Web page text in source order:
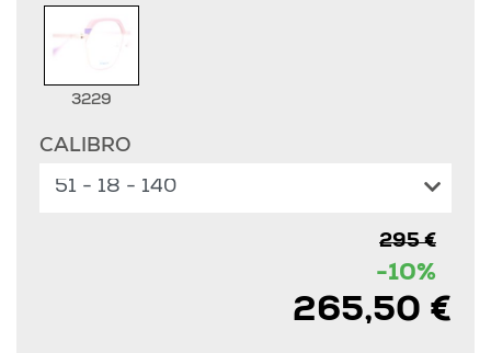
3229
CALIBRO
295 €
-10%
265,50 €